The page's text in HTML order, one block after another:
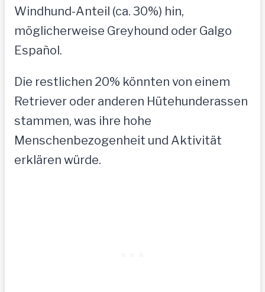
Windhund-Anteil (ca. 30%) hin,
möglicherweise Greyhound oder Galgo
Español.
Die restlichen 20% könnten von einem
Retriever oder anderen Hütehunderassen
stammen, was ihre hohe
Menschenbezogenheit und Aktivität
erklären würde.